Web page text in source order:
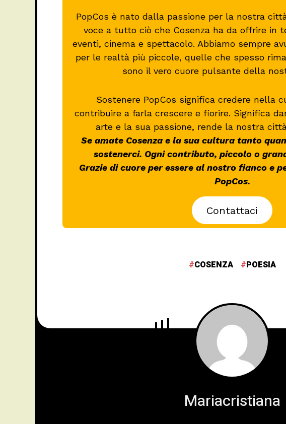
PopCos è nato dalla passione per la nostra
voce a tutto ciò che Cosenza ha da offrire in
eventi, cinema e spettacolo. Abbiamo sempre
per le realtà più piccole, quelle che spesso
sono il vero cuore pulsante della
Sostenere PopCos significa credere nella
contribuire a farla crescere e fiorire. Significa
arte e la sua passione, rende la nostra
Se amate Cosenza e la sua cultura tanto
sostenerci. Ogni contributo, piccolo o
Grazie di cuore per essere al nostro fianco e
PopCos.
Contattaci
COSENZA POESIA
Mariacristiana